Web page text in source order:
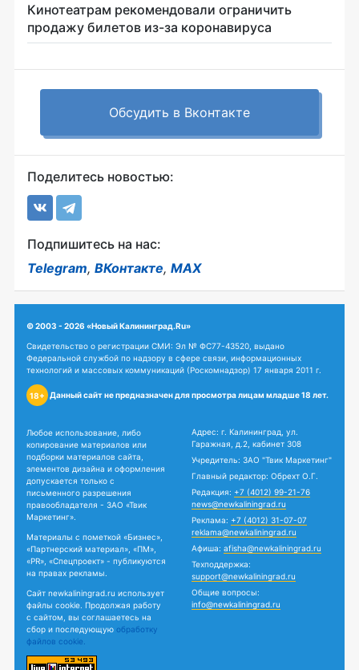
Кинотеатрам рекомендовали ограничить
продажу билетов из-за коронавируса
Обсудить в Вконтакте
Поделитесь новостью:
Подпишитесь на нас:
Telegram, ВКонтакте, MAX
© 2003 - 2026 «Новый Калининград.Ru»
Свидетельство о регистрации СМИ: Эл № ФС77-43520, выдано
Федеральной службой по надзору в сфере связи, информационных
технологий и массовых коммуникаций (Роскомнадзор) 17 января 2011 г.
18+ Данный сайт не предназначен для просмотра лицам младше 18 лет.
Любое использование, либо
копирование материалов или
подборки материалов сайта,
элементов дизайна и оформления
допускается только с
письменного разрешения
правообладателя - ЗАО «Твик
Маркетинг».
Материалы с пометкой «Бизнес»,
«Партнерский материал», «ПМ»,
«PR», «Спецпроект» - публикуются
на правах рекламы.
Сайт newkaliningrad.ru использует
файлы cookie. Продолжая работу
с сайтом, вы соглашаетесь на
сбор и последующую обработку
файлов cookie.
Адрес: г. Калининград, ул.
Гаражная, д.2, кабинет 308
Учредитель: ЗАО "Твик Маркетинг"
Главный редактор: Обрехт О.Г.
Редакция: +7 (4012) 99-21-76
news@newkaliningrad.ru
Реклама: +7 (4012) 31-07-07
reklama@newkaliningrad.ru
Афиша: afisha@newkaliningrad.ru
Техподдержка:
support@newkaliningrad.ru
Общие вопросы:
info@newkaliningrad.ru